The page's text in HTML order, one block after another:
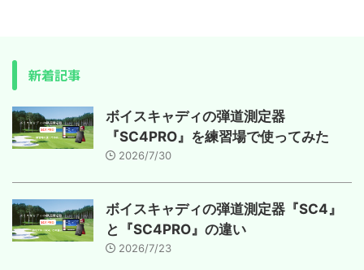
新着記事
ボイスキャディの弾道測定器
『SC4PRO』を練習場で使ってみた
2026/7/30
ボイスキャディの弾道測定器『SC4』
と『SC4PRO』の違い
2026/7/23